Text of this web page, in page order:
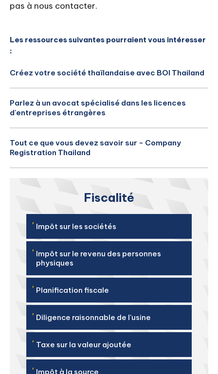
pas à nous contacter.
Les ressources suivantes pourraient vous intéresser
:
Créez votre société thaïlandaise avec BOI Thailand
Parlez à un avocat spécialisé dans les licences
d'entreprises étrangères
Tout ce que vous devez savoir sur - Company
Registration Thailand
Fiscalité
' Impôt sur les sociétés
' Impôt sur le revenu des personnes
physiques
' Planification fiscale
' Diligence raisonnable de l'usine
' Taxe sur la valeur ajoutée
' Impôt à la source